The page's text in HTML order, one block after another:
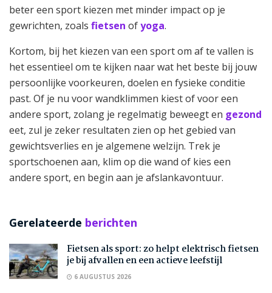
beter een sport kiezen met minder impact op je
gewrichten, zoals fietsen ofyoga.
Kortom, bij het kiezen van een sport om af te vallen is
het essentieel om te kijken naar wat het beste bij jouw
persoonlijke voorkeuren, doelen en fysieke conditie
past. Of je nu voor wandklimmen kiest of voor een
andere sport, zolang je regelmatig beweegt en gezond
eet, zul je zeker resultaten zien op het gebied van
gewichtsverlies en je algemene welzijn. Trek je
sportschoenen aan, klim op die wand of kies een
andere sport, en begin aan je afslankavontuur.
Gerelateerde berichten
Fietsen als sport: zo helpt elektrisch fietsen
je bij afvallen en een actieve leefstijl
6 AUGUSTUS 2026